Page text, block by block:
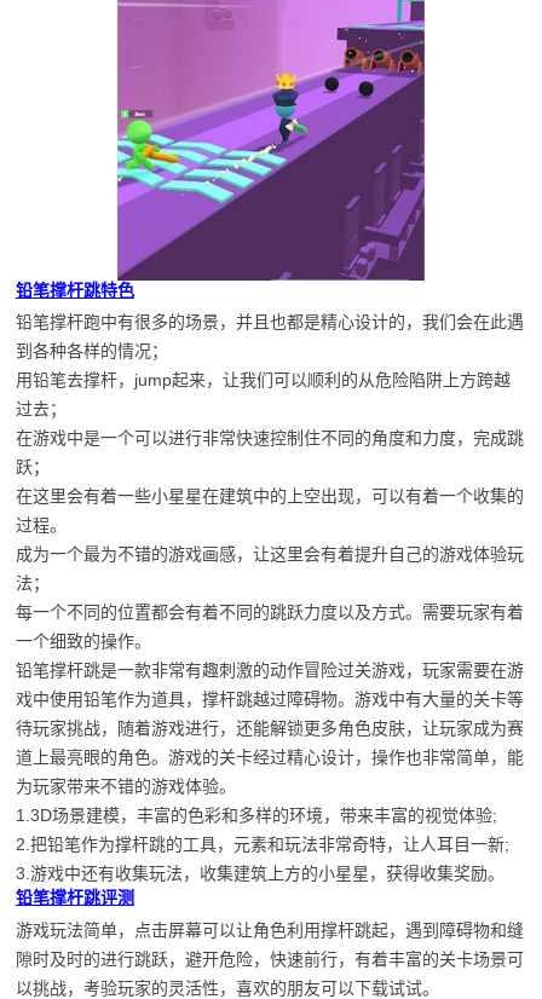
铅笔撑杆跳特色
铅笔撑杆跑中有很多的场景，并且也都是精心设计的，我们会在此遇
到各种各样的情况；
用铅笔去撑杆，jump起来，让我们可以顺利的从危险陷阱上方跨越
过去；
在游戏中是一个可以进行非常快速控制住不同的角度和力度，完成跳
跃；
在这里会有着一些小星星在建筑中的上空出现，可以有着一个收集的
过程。
成为一个最为不错的游戏画感，让这里会有着提升自己的游戏体验玩
法；
每一个不同的位置都会有着不同的跳跃力度以及方式。需要玩家有着
一个细致的操作。
铅笔撑杆跳是一款非常有趣刺激的动作冒险过关游戏，玩家需要在游
戏中使用铅笔作为道具，撑杆跳越过障碍物。游戏中有大量的关卡等
待玩家挑战，随着游戏进行，还能解锁更多角色皮肤，让玩家成为赛
道上最亮眼的角色。游戏的关卡经过精心设计，操作也非常简单，能
为玩家带来不错的游戏体验。
1.3D场景建模，丰富的色彩和多样的环境，带来丰富的视觉体验;
2.把铅笔作为撑杆跳的工具，元素和玩法非常奇特，让人耳目一新;
3.游戏中还有收集玩法，收集建筑上方的小星星，获得收集奖励。
铅笔撑杆跳评测
游戏玩法简单，点击屏幕可以让角色利用撑杆跳起，遇到障碍物和缝
隙时及时的进行跳跃，避开危险，快速前行，有着丰富的关卡场景可
以挑战，考验玩家的灵活性，喜欢的朋友可以下载试试。